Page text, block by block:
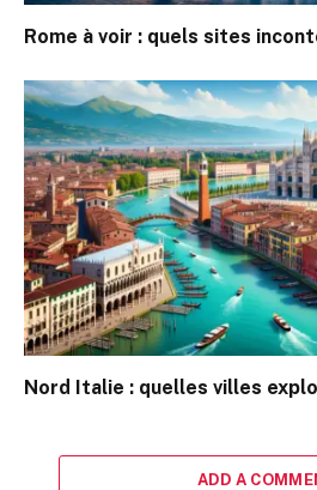
Rome à voir : quels sites
Nord Italie : quelles villes
ADD A